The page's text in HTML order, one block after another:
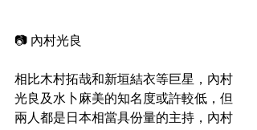
📷 內村光良
相比木村拓哉和新垣結衣等巨星，內村
光良及水卜麻美的知名度或許較低，但
兩人都是日本相當具份量的主持，內村